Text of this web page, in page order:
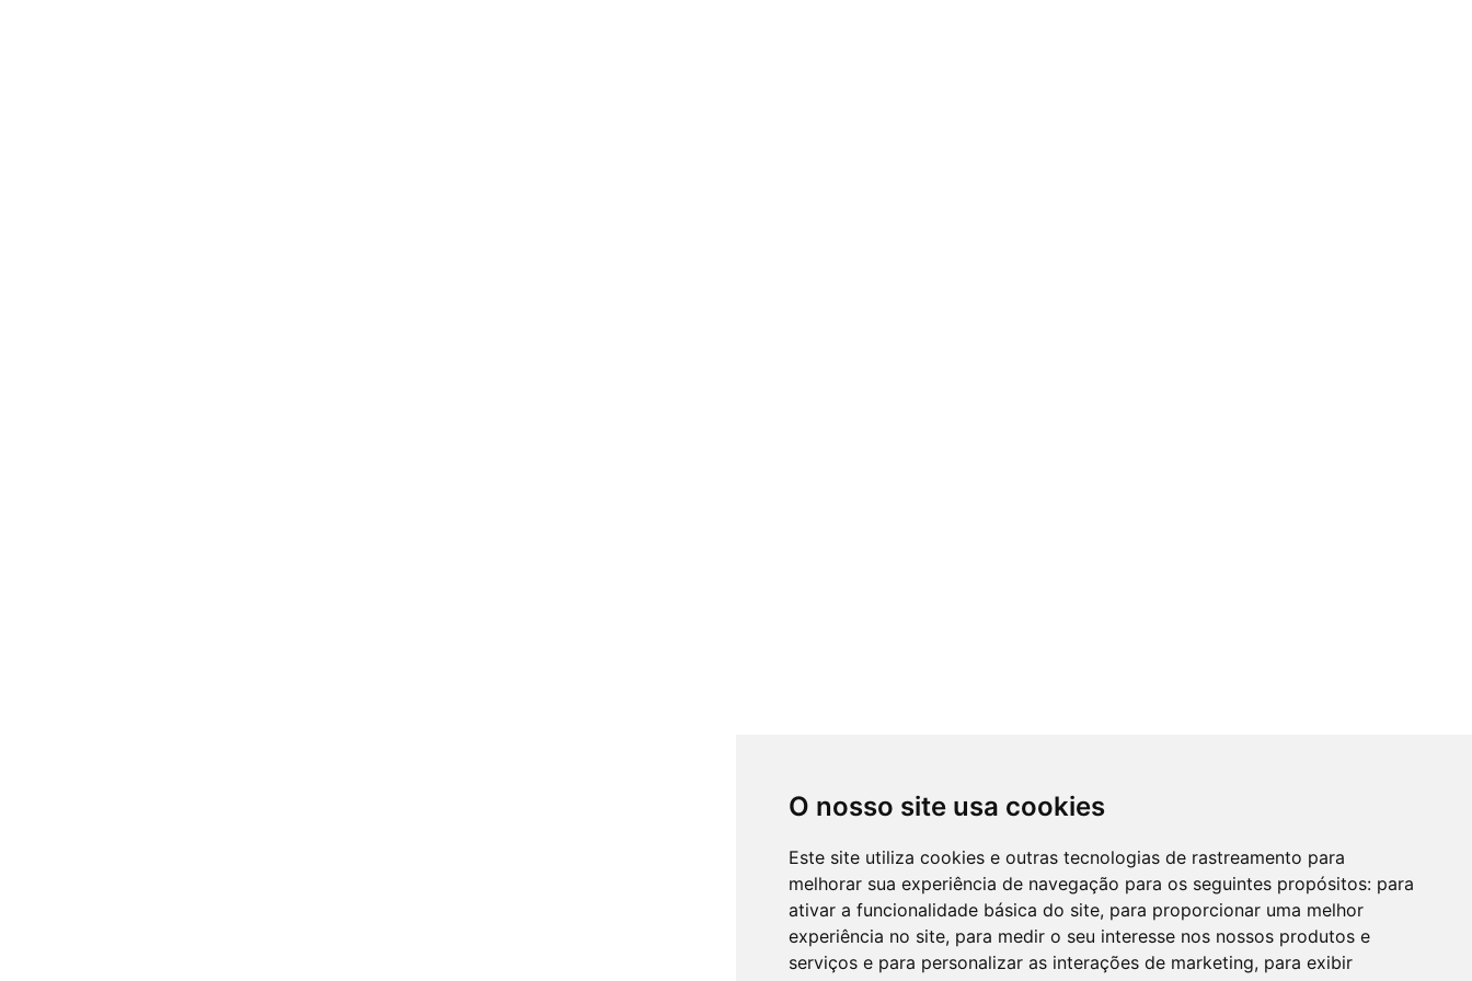
O nosso site usa cookies
Este site utiliza cookies e outras tecnologias de rastreamento para
melhorar sua experiência de navegação para os seguintes propósitos: para
ativar a funcionalidade básica do site, para proporcionar uma melhor
experiência no site, para medir o seu interesse nos nossos produtos e
serviços e para personalizar as interações de marketing, para exibir